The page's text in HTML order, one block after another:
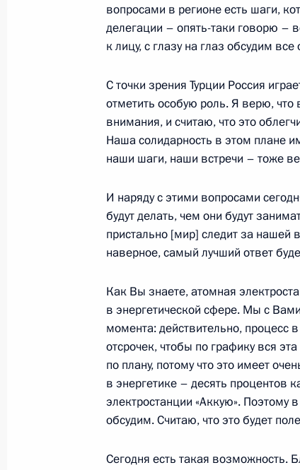
5 августа 2022 года, пятница
5 августа 2022 года, 19:30 Сочи
3 августа 2022 года, среда
Евраевым
3 августа 2022 года, 14:10 Москва,
2 августа 2022 года, вторник
Встреча с генеральным
экологического оператора»
2 августа 2022 года, 13:55 Москва,
Совещание по вопросам
вопросами в регионе есть шаги,
делегации – опять-таки говорю –
к лицу, с глазу на глаз обсудим
С точки зрения Турции Россия
отметить особую роль. Я верю,
внимания, и считаю, что это
Наша солидарность в этом плане
наши шаги, наши встречи – тоже
И наряду с этими вопросами
будут делать, чем они будут
пристально [мир] следит за нашей
наверное, самый лучший ответ
Как Вы знаете, атомная
в энергетической сфере. Мы с
момента: действительно, процесс
отсрочек, чтобы по графику вся
по плану, потому что это имеет
в энергетике – десять процентов
электростанции «Аккую».
обсудим. Считаю, что это будет
Сегодня есть такая возможность.